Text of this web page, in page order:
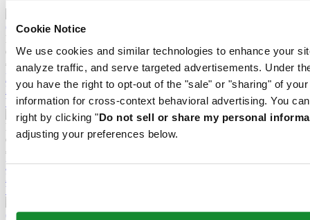
Cookie Notice
We use cookies and similar technologies to enhance your
analyze traffic, and serve targeted advertisements. Under
you have the right to opt-out of the "sale" or "sharing" of
information for cross-context behavioral advertising. You
right by clicking "Do not sell or share my personal
adjusting your preferences below.
DS-7 Quartz
Quartz uurwerk,⌀39.0mm
€ 490,00
Koop online
Reserveer in een winkel
Vind een winkel
DS-7 Quartz
Quartz uurwerk,⌀ 39.0mm
€ 590,00
Koop online
Reserveer in een winkel
Vind een winkel